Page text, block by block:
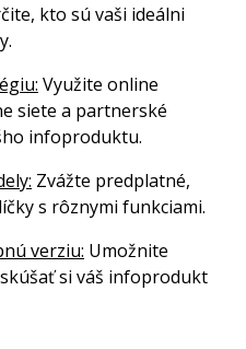
kto sú vaši ideálni
Využite online
siete a partnerské
infoproduktu.
Zvážte predplatné,
s rôznymi funkciami.
verziu: Umožnite
si váš infoprodukt